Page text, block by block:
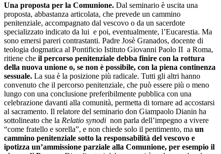
Una proposta per la Comunione. Dal seminario è uscita una
proposta, abbastanza articolata, che prevede un cammino
penitenziale, accompagnato dal vescovo o da un sacerdote
specializzato indicato da lui e poi, eventualmente, l’Eucarestia. Ma
sono emersi pareri contrastanti. Padre Josè Granados, docente di
teologia dogmatica al Pontificio Istituto Giovanni Paolo II a Roma,
ritiene che il percorso penitenziale debba finire con la rottura
della nuova unione o, se non è possibile, con la piena continenza
sessuale. La sua è la posizione più radicale. Tutti gli altri hanno
convenuto che il percorso penitenziale, che può essere più o meno
lungo con una conclusione preferibilmente pubblica con una
celebrazione davanti alla comunità, permetta di tornare ad accostarsi
al sacramento. Il relatore del seminario don Giampaolo Dianin ha
sottolineato che la Relatio synodi non parla dell’impegno a vivere
“come fratello e sorella”, e non chiede solo il pentimento, ma un
cammino penitenziale sotto la responsabilità del vescovo e
ipotizza un’ammissione parziale alla Comunione, per esempio il